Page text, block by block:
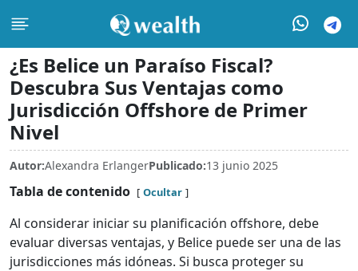
¿Es Belice un Paraíso Fiscal?
Descubra Sus Ventajas como
Jurisdicción Offshore de Primer
Nivel
Autor:Alexandra ErlangerPublicado:13 junio 2025
Tabla de contenido Ocultar
Al considerar iniciar su planificación offshore, debe
evaluar diversas ventajas, y Belice puede ser una de las
jurisdicciones más idóneas. Si busca proteger su